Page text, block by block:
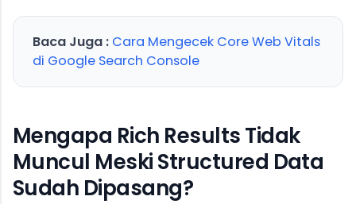
Baca Juga : Cara Mengecek Core Web Vitals
di Google Search Console
Mengapa Rich Results Tidak
Muncul Meski Structured Data
Sudah Dipasang?